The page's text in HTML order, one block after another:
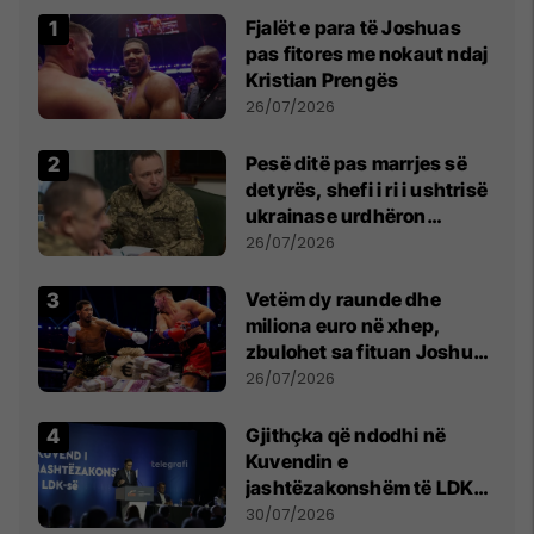
Fjalët e para të Joshuas
pas fitores me nokaut ndaj
Kristian Prengës
26/07/2026
Pesë ditë pas marrjes së
detyrës, shefi i ri i ushtrisë
ukrainase urdhëron
kontroll të madh
26/07/2026
Vetëm dy raunde dhe
miliona euro në xhep,
zbulohet sa fituan Joshua
e Prenga
26/07/2026
Gjithçka që ndodhi në
Kuvendin e
jashtëzakonshëm të LDK-
së
30/07/2026